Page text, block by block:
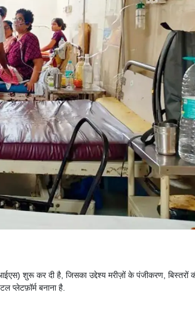
शुरू कर दी है, जिसका उद्देश्य मरीज़ों के पंजीकरण, बिस्तरों
बनाना है.